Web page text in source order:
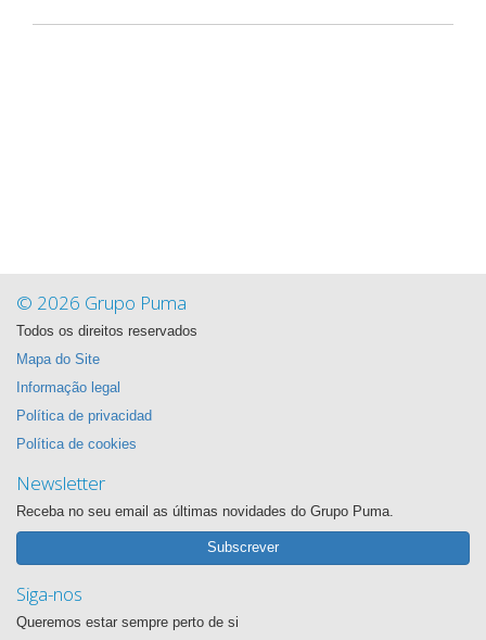
© 2026 Grupo Puma
Todos os direitos reservados
Mapa do Site
Informação legal
Política de privacidad
Política de cookies
Newsletter
Receba no seu email as últimas novidades do Grupo Puma.
Subscrever
Siga-nos
Queremos estar sempre perto de si